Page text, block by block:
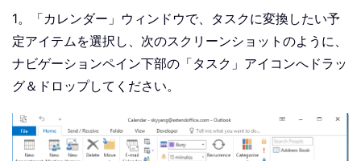
1。「カレンダー」ウィンドウで、タスクに変換したい予
定アイテムを選択し、次のスクリーンショットのように、
ナビゲーションペイン下部の「タスク」アイコンへドラッ
グ＆ドロップしてください。